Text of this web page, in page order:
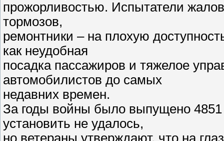
прожорливостью. Испытатели
тормозов,
ремонтники – на плохую
как неудобная
посадка пассажиров и тяжелое
автомобилистов до самых
недавних времен.
За годы войны было выпущено
установить не удалось,
но ветераны утверждают, что на